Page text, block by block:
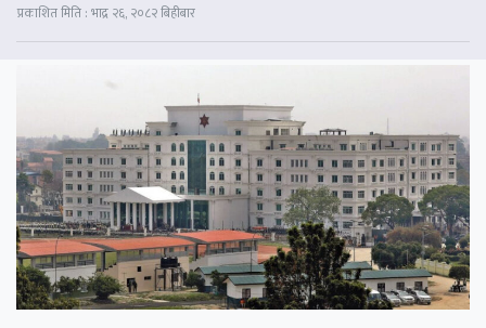
प्रकाशित मिति : भाद्र २६, २०८२ बिहीबार